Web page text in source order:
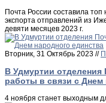
Почта России составила
экспорта отправлений из
девяти месяцев 2023 г.
Вторник, 31 Октябрь 2023 //
В Удмуртии отделения
работы в связи с Днем
4 ноября станет выходным